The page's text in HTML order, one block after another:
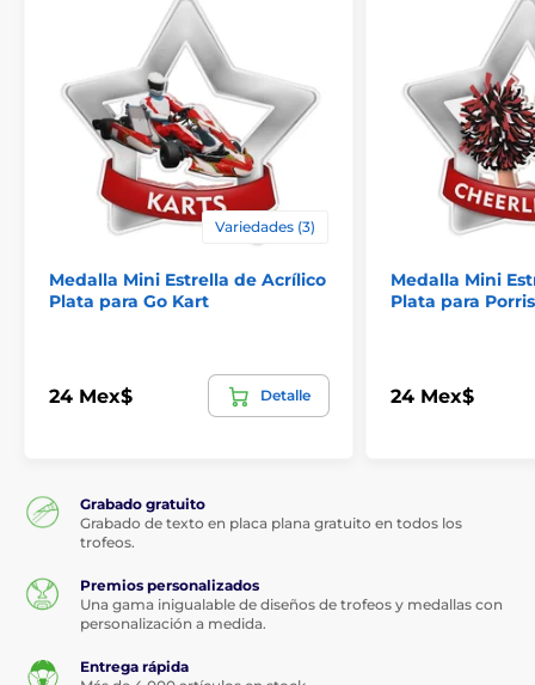
Variedades (3)
Medalla Mini Estrella de Acrílico
Plata para Go Kart
24 Mex$ Detalle
Medalla Mini
Plata para
24 Mex$
Grabado gratuito
Grabado de texto en placa plana gratuito en todos los
trofeos.
Premios personalizados
Una gama inigualable de diseños de trofeos y medallas con
personalización a medida.
Entrega rápida